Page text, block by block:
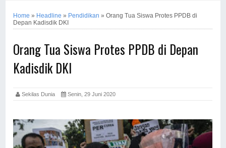
Home » Headline » Pendidikan »Orang Tua Siswa Protes PPDB di
Depan Kadisdik DKI
Orang Tua Siswa Protes PPDB di Depan
Kadisdik DKI
Sekilas Dunia Senin, 29 Juni 2020